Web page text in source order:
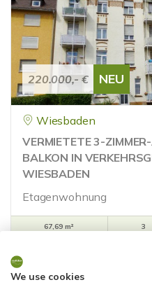
220.000,- € NEU
Wiesbaden
VERMIETETE 3-
BALKON IN
WIESBADEN
Etagenwohnung
67,69 m²
3
We use cookies